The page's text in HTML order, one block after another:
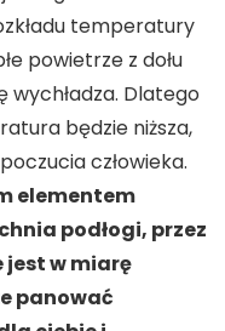
temperatury
powietrze z dołu
wychładza. Dlatego
będzie niższa,
człowieka.
elementem
podłogi, przez
jest w miarę
panować